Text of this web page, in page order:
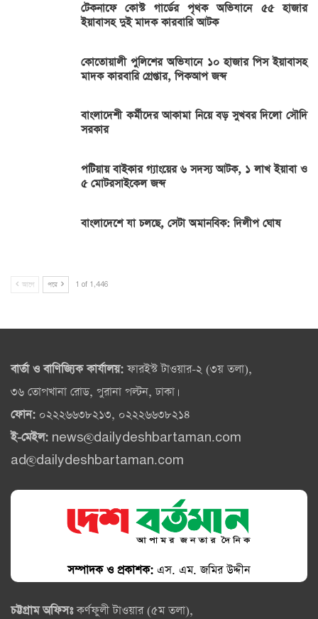
টেকনাফে কোস্ট গার্ডের পৃথক অভিযানে ৫৫ হাজার
ইয়াবাসহ দুই মাদক কারবারি আটক
কোতোয়ালী পুলিশের অভিযানে ১০ হাজার পিস ইয়াবাসহ
মাদক কারবারি গ্রেপ্তার, পিকআপ জব্দ
বাংলাদেশী কর্মীদের আকামা নিয়ে বড় সুখবর দিলো সৌদি
সরকার
পটিয়ায় বাইকার গ্যাংয়ের ৬ সদস্য আটক, ১ লাখ ইয়াবা ও
৫ মোটরসাইকেল জব্দ
বাংলাদেশে যা চলছে, সেটা অমানবিক: দিলীপ ঘোষ
আগে পরে 1 of 1,446
বার্তা ও বাণিজ্যিক কার্যালয়:ফারইস্ট টাওয়ার-২ (৩য় তলা),
৩৬ তোপখানা রোড, পুরানা পল্টন, ঢাকা।
ফোন: ০২২২৬৬৩৮২১৩, ০২২২৬৬৩৮২১৪
ই-মেইল: news@dailydeshbartaman.com
ad@dailydeshbartaman.com
সম্পাদক ও প্রকাশক: এস. এম. জমির উদ্দীন
চট্টগ্রাম অফিসঃকর্ণফুলী টাওয়ার (৫ম তলা),